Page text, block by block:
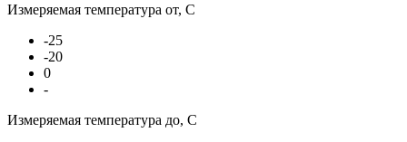
Измеряемая температура от, С
-25
-20
0
-
Измеряемая температура до, С